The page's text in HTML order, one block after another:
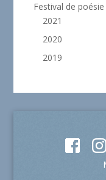
Festival de poésie
2021
2020
2019